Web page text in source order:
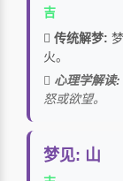
吉
传统解梦:
火。
心理学解读:
怒或欲望。
梦见: 山